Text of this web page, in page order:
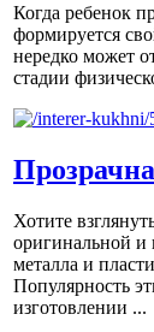
Когда ребенок
формируется
нередко может
стадии
Хотите
оригинальной и
металла и
Популярность
изготовлении ...